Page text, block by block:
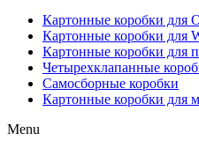
Картонные коробки для
Картонные коробки для
Картонные коробки для
Четырехклапанные
Самосборные коробки
Картонные коробки для
Menu